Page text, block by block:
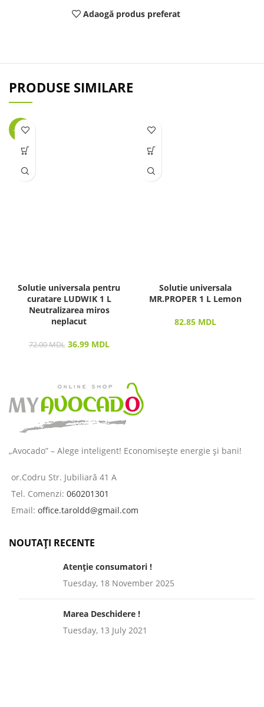
Adaogă produs preferat
PRODUSE SIMILARE
-49%
Solutie universala pentru
curatare LUDWIK 1 L
Neutralizarea miros
neplacut
72.00MDL 36.99 MDL
Solutie universala
MR.PROPER 1 L Lemon
82.85 MDL
„Avocado” – Alege inteligent! Economisește energie și bani!
or.Codru Str. Jubiliară 41 A
Tel. Comenzi: 060201301
Email: office.taroldd@gmail.com
NOUTAȚI RECENTE
Atenție consumatori !
Tuesday, 18 November 2025
Marea Deschidere !
Tuesday, 13 July 2021